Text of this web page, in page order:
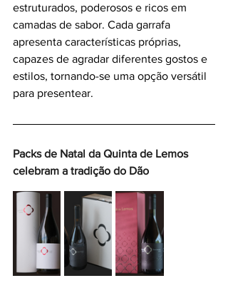
estruturados, poderosos e ricos em
camadas de sabor. Cada garrafa
apresenta características próprias,
capazes de agradar diferentes gostos e
estilos, tornando-se uma opção versátil
para presentear.
Packs de Natal da Quinta de Lemos
celebram a tradição do Dão